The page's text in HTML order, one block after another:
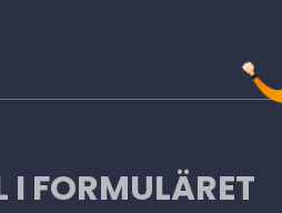
I FORMULÄRET